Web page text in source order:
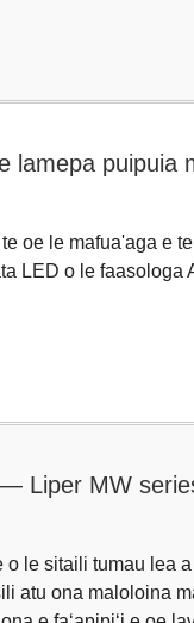
lamepa puipuia
oe le mafua'aga e
LED o le faasologa
Liper MW
le sitaili tumau lea a
atu ona maloloina